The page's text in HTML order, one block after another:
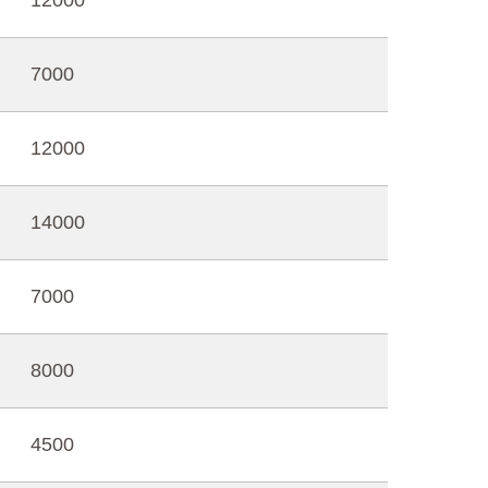
7000
12000
14000
7000
8000
4500